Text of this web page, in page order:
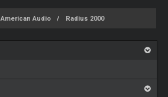
American Audio Radius 2000